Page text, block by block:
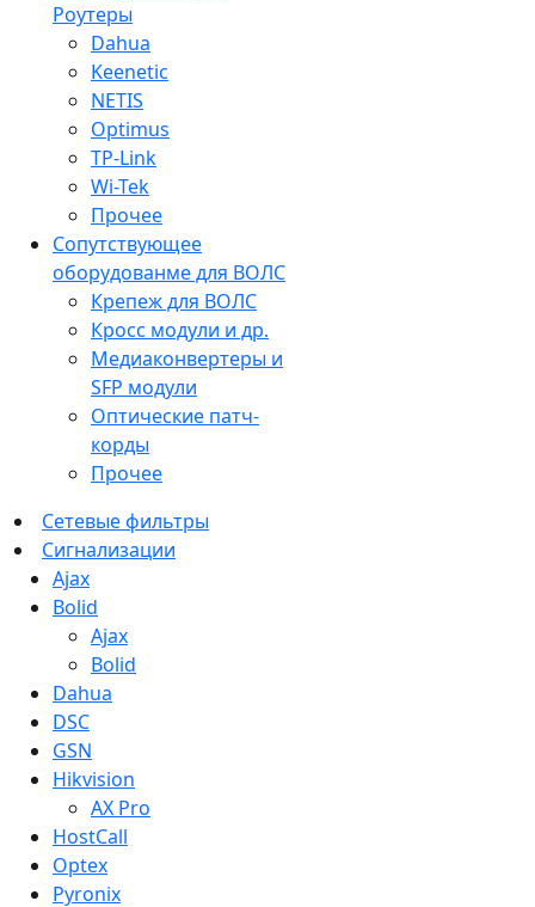
Роутеры
Dahua
Keenetic
NETIS
Optimus
TP-Link
Wi-Tek
Прочее
Сопутствующее
оборудованме для ВОЛС
Крепеж для ВОЛС
Кросс модули и др.
Медиаконвертеры и
SFP модули
Оптические патч-
корды
Прочее
Сетевые фильтры
Сигнализации
Ajax
Bolid
Ajax
Bolid
Dahua
DSC
GSN
Hikvision
AX Pro
HostCall
Optex
Pyronix